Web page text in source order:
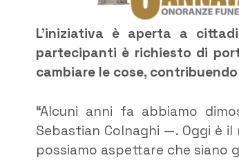
L’iniziativa è aperta a
partecipanti è richiesto di
cambiare le cose,
“Alcuni anni fa abbiamo
Sebastian Colnaghi —. Oggi è
possiamo aspettare che siano